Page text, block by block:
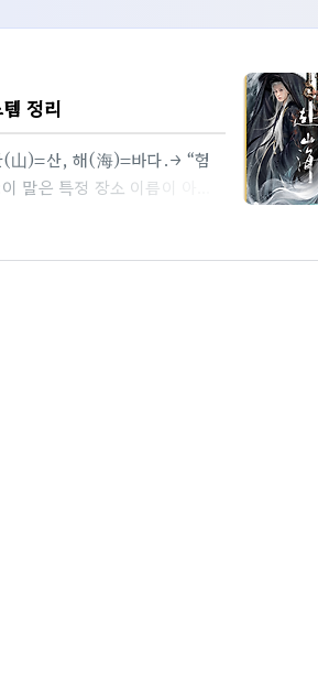
정리
(山)=산, 해(海)=바다.→ “험
말은 특정 장소 이름이 아니
아가는 선택” 그 자체이다.2.
(锦中): 수도 느낌. 조정(궁궐)
..